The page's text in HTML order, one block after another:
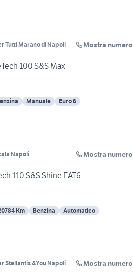
Tutti Marano di Napoli Mostra numero
100 S&S Max
Manuale Euro 6
Napoli Mostra numero
110 S&S Shine EAT6
Km Benzina Automatico
Stellantis &You Napoli Mostra numero